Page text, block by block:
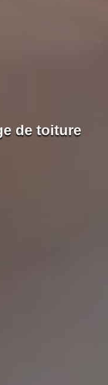
de toiture